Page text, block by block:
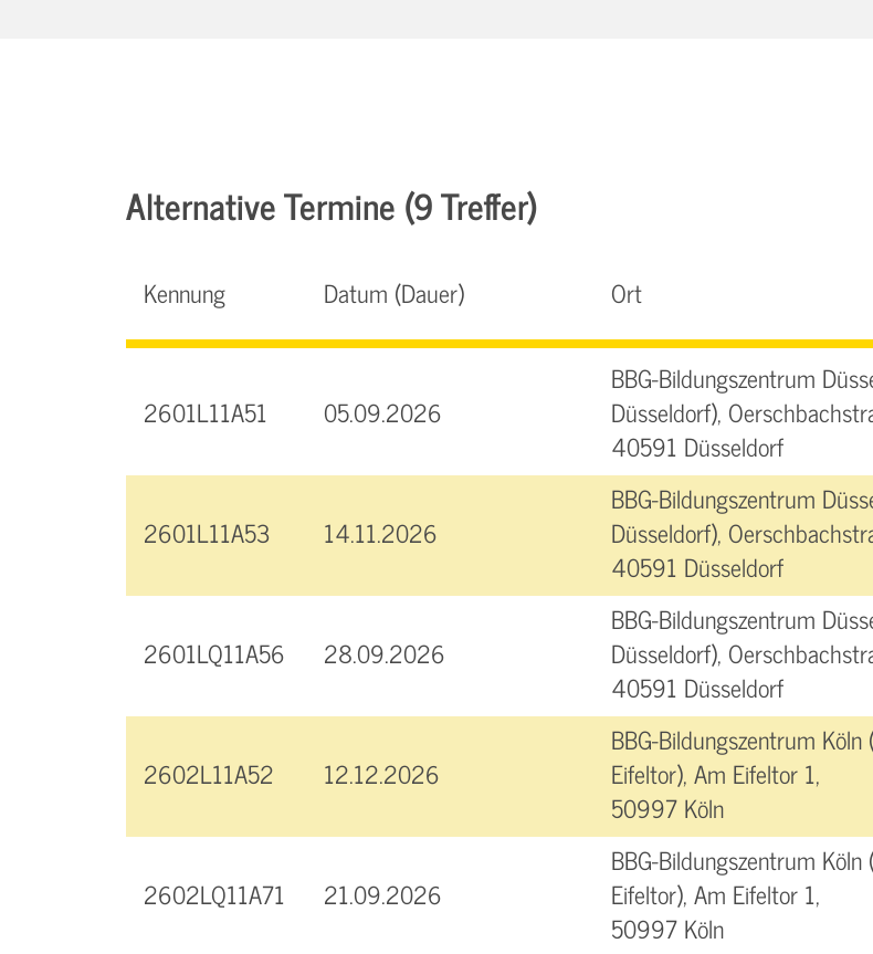
Alternative Termine (9 Treffer)
Kennung Datum (Dauer) Ort
2601L11A51 05.09.2026
BBG-Bildungszentrum
Düsseldorf),
40591 Düsseldorf
2601L11A53 14.11.2026
BBG-Bildungszentrum
Düsseldorf),
40591 Düsseldorf
2601LQ11A56 28.09.2026
BBG-Bildungszentrum
Düsseldorf),
40591 Düsseldorf
2602L11A52 12.12.2026
BBG-Bildungszentrum
Eifeltor), Am Eifeltor 1,
50997 Köln
2602LQ11A71 21.09.2026
BBG-Bildungszentrum
Eifeltor), Am Eifeltor 1,
50997 Köln